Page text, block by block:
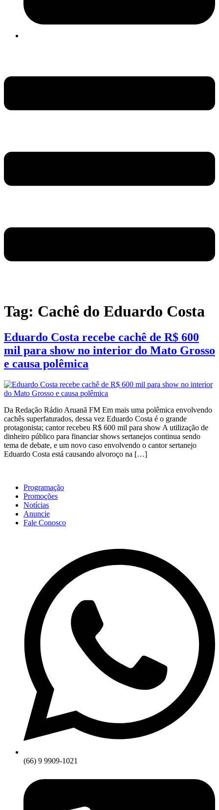
Tag: Cachê do Eduardo Costa
Eduardo Costa recebe cachê de R$ 600
mil para show no interior do Mato Grosso
e causa polêmica
Da Redação Rádio Aruanã FM Em mais uma polêmica envolvendo
cachês superfaturados, dessa vez Eduardo Costa é o grande
protagonista; cantor recebeu R$ 600 mil para show A utilização de
dinheiro público para financiar shows sertanejos continua sendo
tema de debate, e um novo caso envolvendo o cantor sertanejo
Eduardo Costa está causando alvoroço na […]
Programação
Promoções
Notícias
Anuncie
Fale Conosco
(66) 9 9909-1021